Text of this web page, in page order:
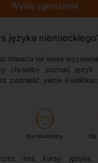
Wyślij zgłoszenie
języka
otwarta na nowe
chcieliby poznać język
podnieść swoje
dla młodzieży dla
nas kursy języka